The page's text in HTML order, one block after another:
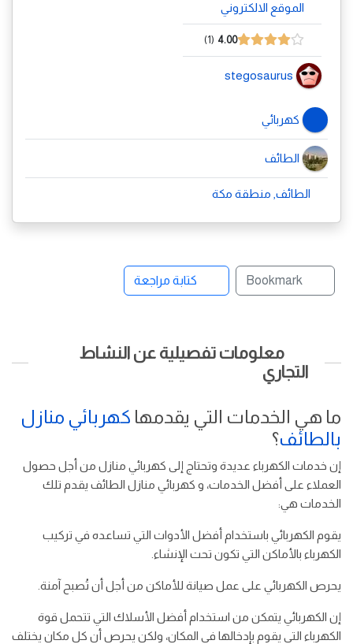
الموقع الالكتروني
4.00
1
stegosaurus
كهربائي
الطائف
الطائف, منطقة مكة
Bookmark كتابة مراجعة
معلومات تفصيلية عن النشاط
التجاري
ما هي الخدمات التي يقدمها كهربائي منازل
بالطائف؟
إن خدمات الكهرباء عديدة وتحتاج إلى كهربائي منازل من أجل حصول
العملاء على أفضل الخدمات، و كهربائي منازل الطائف يقدم تلك
الخدمات هي:
يقوم الكهربائي باستخدام أفضل الأدوات التي تساعده في تركيب
الكهرباء بالأماكن التي تكون تحت الإنشاء.
يحرص الكهربائي على عمل صيانة للأماكن من أجل أن تُصبح آمنة.
إن الكهربائي يتمكن من استخدام أفضل الأسلاك التي تتحمل قوة
الكهرباء التي يقوم بإدخالها في المكان، ولكن يحرص أن كل مكان يختلف